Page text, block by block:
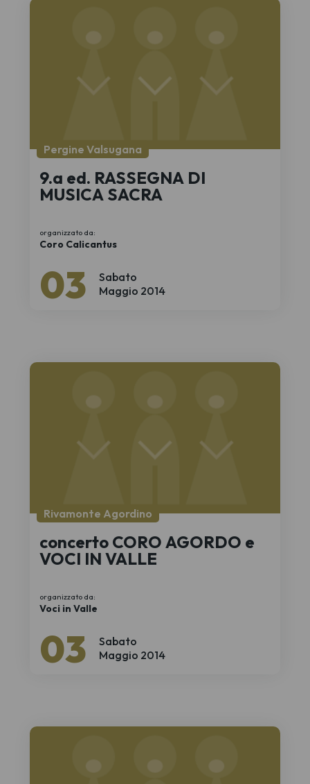
Sabato
03 Maggio 2014
Pergine Valsugana
9.a ed. RASSEGNA DI
MUSICA SACRA
organizzato da:
Coro Calicantus
Sabato
03 Maggio 2014
Rivamonte Agordino
concerto CORO AGORDO e
VOCI IN VALLE
organizzato da:
Voci in Valle